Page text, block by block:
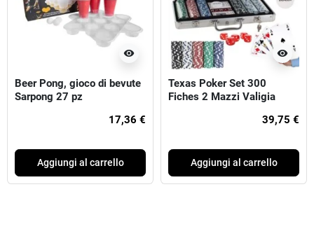
visibility
Beer Pong, gioco di bevute
Sarpong 27 pz
17,36 €
Aggiungi al carrello
visibility
Texas Poker Set 300
Fiches 2 Mazzi Valigia
39,75 €
Aggiungi al carrello